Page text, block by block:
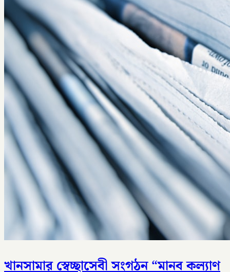
খানসামার স্বেচ্ছাসেবী সংগঠন “মানব কল্যাণ